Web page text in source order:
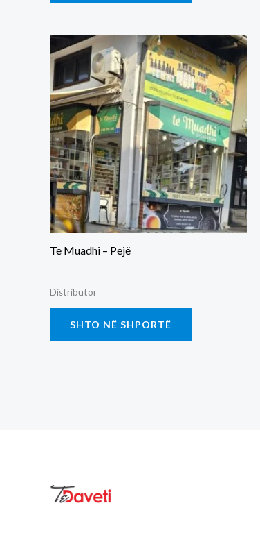
Te Muadhi – Pejë
Distributor
SHTO NË SHPORTË